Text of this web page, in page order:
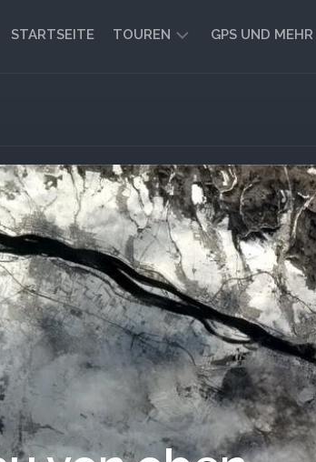
STARTSEITE TOUREN GPS UND MEHR
GEOCACHING